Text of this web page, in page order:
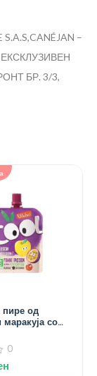
–
ЕКСКЛУЗИВЕН
БР. 3/3,
пире од
маракуја со
0